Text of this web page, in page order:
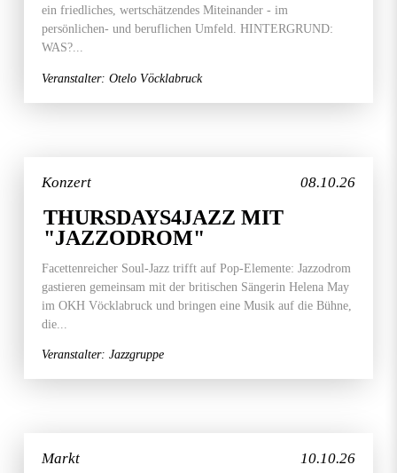
ein friedliches, wertschätzendes Miteinander - im
persönlichen- und beruflichen Umfeld. HINTERGRUND:
WAS?...
Veranstalter: Otelo Vöcklabruck
08.10.26
Konzert
THURSDAYS4JAZZ MIT
"JAZZODROM"
Facettenreicher Soul-Jazz trifft auf Pop-Elemente: Jazzodrom
gastieren gemeinsam mit der britischen Sängerin Helena May
im OKH Vöcklabruck und bringen eine Musik auf die Bühne,
die...
Veranstalter: Jazzgruppe
10.10.26
Markt